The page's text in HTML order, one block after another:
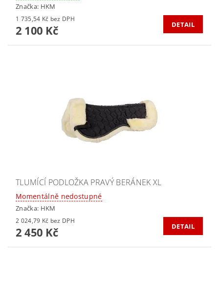
Značka: HKM
1 735,54 Kč bez DPH
2 100 Kč DETAIL
TLUMÍCÍ PODLOŽKA PRAVÝ BERÁNEK XL
Momentálně nedostupné
Značka: HKM
2 024,79 Kč bez DPH
2 450 Kč DETAIL